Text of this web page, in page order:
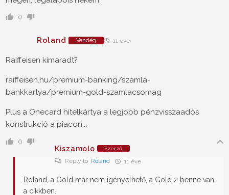
0
Roland Vendég 11 éve
Raiffeisen kimaradt?
raiffeisen.hu/premium-banking/szamla-
bankkartya/premium-gold-szamlacsomag
Plus a Onecard hitelkártya a legjobb pénzvisszaadós
konstrukció a piacon...
0
Kiszamolo
Szerző
Reply to Roland 11 éve
Roland, a Gold már nem igényelhető, a Gold 2 benne van
a cikkben.